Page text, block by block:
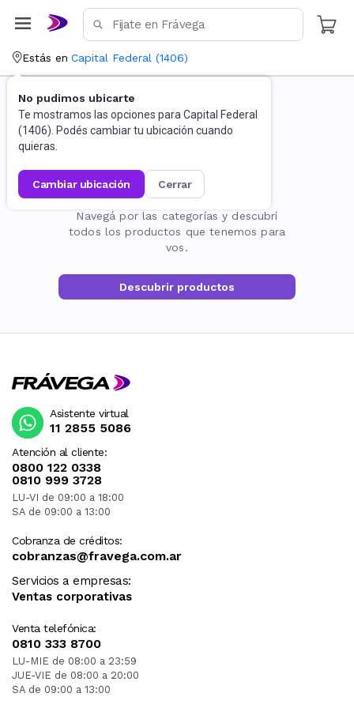
Estás en Capital Federal (1406)
No pudimos ubicarte
Te mostramos las opciones para Capital Federal
(1406). Podés cambiar tu ubicación cuando
quieras.
cambiar ubicación cerrar
La página no existe
Navegá por las categorías y descubrí
todos los productos que tenemos para
vos.
Descubrir productos
Atención al cliente:
0800 122 0338
0810 999 3728
LU-VI de 09:00 a 18:00
SA de 09:00 a 13:00
Cobranza de créditos:
cobranzas@fravega.com.ar
Servicios a empresas:
Ventas corporativas
Venta telefónica:
0810 333 8700
LU-MIE de 08:00 a 23:59
JUE-VIE de 08:00 a 20:00
SA de 09:00 a 13:00
Asistente virtual
11 2855 5086